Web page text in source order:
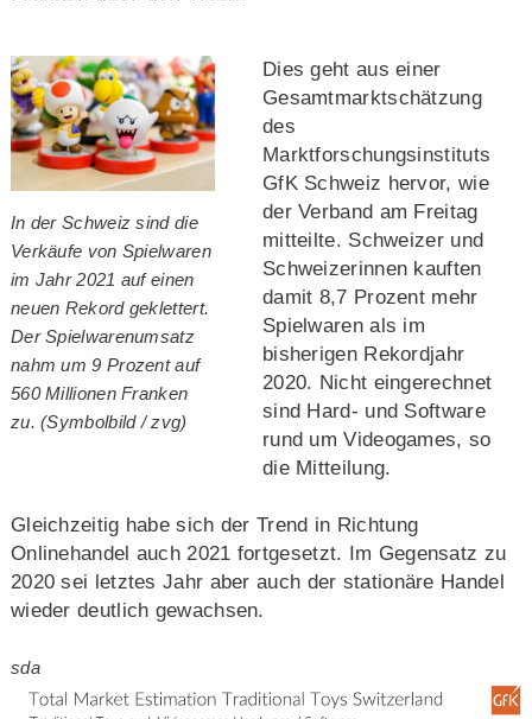
In der Schweiz sind die
Verkäufe von Spielwaren
im Jahr 2021 auf einen
neuen Rekord geklettert.
Der Spielwarenumsatz
nahm um 9 Prozent auf
560 Millionen Franken
zu. (Symbolbild / zvg)
Dies geht aus einer
Gesamtmarktschätzung
des
Marktforschungsinstituts
GfK Schweiz hervor, wie
der Verband am Freitag
mitteilte. Schweizer und
Schweizerinnen kauften
damit 8,7 Prozent mehr
Spielwaren als im
bisherigen Rekordjahr
2020. Nicht eingerechnet
sind Hard- und Software
rund um Videogames, so
die Mitteilung.
Gleichzeitig habe sich der Trend in Richtung
Onlinehandel auch 2021 fortgesetzt. Im Gegensatz zu
2020 sei letztes Jahr aber auch der stationäre Handel
wieder deutlich gewachsen.
sda